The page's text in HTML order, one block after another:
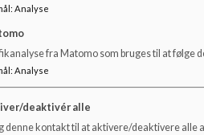
ugen til
Beslutningen om, hvorvidt
skolen, skal træffes på
sportslige niveau foretages
: Analyse
fra Matomo som bruges til at følge
: Analyse
deaktivér alle
denne kontakt til at aktivere/deaktivere alle